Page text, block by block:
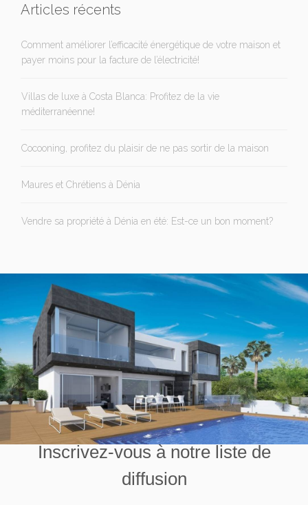
Articles récents
Comment améliorer l’efficacité énergétique de votre maison et
payer moins pour la facture de l’électricité!
Villas de luxe à Costa Blanca: Profitez de la vie
méditerranéenne!
Cocooning, profitez du plaisir de ne pas sortir de la maison
Maures et Chrétiens à Dénia
Vendre sa propriété à Dénia en été: Est-ce un bon moment?
Inscrivez-vous à notre liste de
diffusion